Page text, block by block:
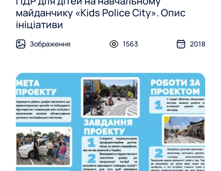
майданчику «Kids Police City». Опис
ініціативи
Зображення 1563 2018